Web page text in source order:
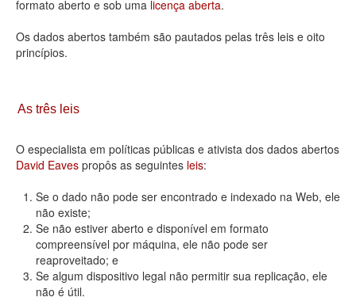
Legislação
Agenda
Contato
formato aberto e sob uma licença aberta.
Os dados abertos também são pautados pelas três leis e oito
princípios.
As três leis
O especialista em políticas públicas e ativista dos dados abertos
David Eaves propôs as seguintes leis:
Se o dado não pode ser encontrado e indexado na Web, ele
não existe;
Se não estiver aberto e disponível em formato
compreensível por máquina, ele não pode ser
reaproveitado; e
Se algum dispositivo legal não permitir sua replicação, ele
não é útil.